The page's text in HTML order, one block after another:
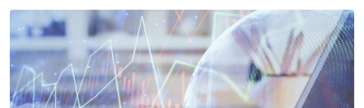
破每年100万台的关键节点预计要到2030年之后。
使其成为2025年全球规模最大的IPO，将使纳斯达克取得第二位。印
度国家证券交易所则在众多证券交易所中新上市公司数量最多，并预
计以此排名第三。纽约证券交易所则凭藉一家液化天然气出口商的上
市项目排名第四，该新股为今年全球第十大IPO。上海证券交易所排
名第五，而深圳证券交易所排名第八。